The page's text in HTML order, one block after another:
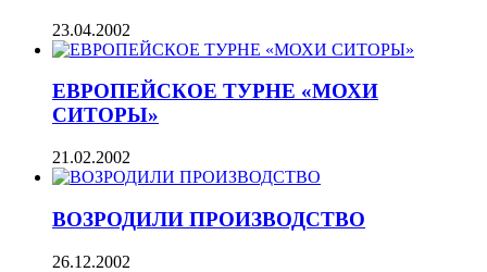
23.04.2002
ЕВРОПЕЙСКОЕ ТУРНЕ «МОХИ
СИТОРЫ»
21.02.2002
ВОЗРОДИЛИ ПРОИЗВОДСТВО
26.12.2002